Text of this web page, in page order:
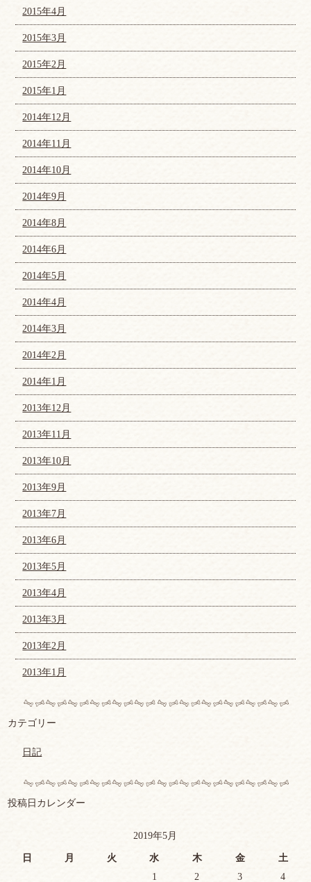
2015年4月
2015年3月
2015年2月
2015年1月
2014年12月
2014年11月
2014年10月
2014年9月
2014年8月
2014年6月
2014年5月
2014年4月
2014年3月
2014年2月
2014年1月
2013年12月
2013年11月
2013年10月
2013年9月
2013年7月
2013年6月
2013年5月
2013年4月
2013年3月
2013年2月
2013年1月
カテゴリー
日記
投稿日カレンダー
2019年5月
日 月 火 水 木 金
土
1
2 3 4